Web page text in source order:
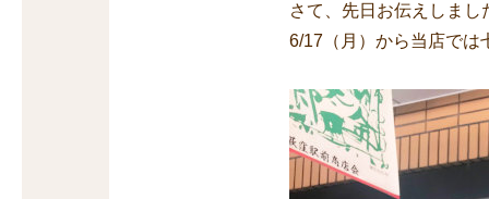
さて、先日お伝えしまし
6/17（月）から当店では